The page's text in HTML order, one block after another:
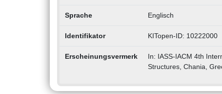
Sprache Englisch
Identifikator KITopen-ID: 10222000
Erscheinungsvermerk
In: IASS-IACM 4th
Structures, Chania,